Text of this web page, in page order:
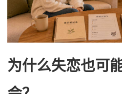
为什么失恋也可